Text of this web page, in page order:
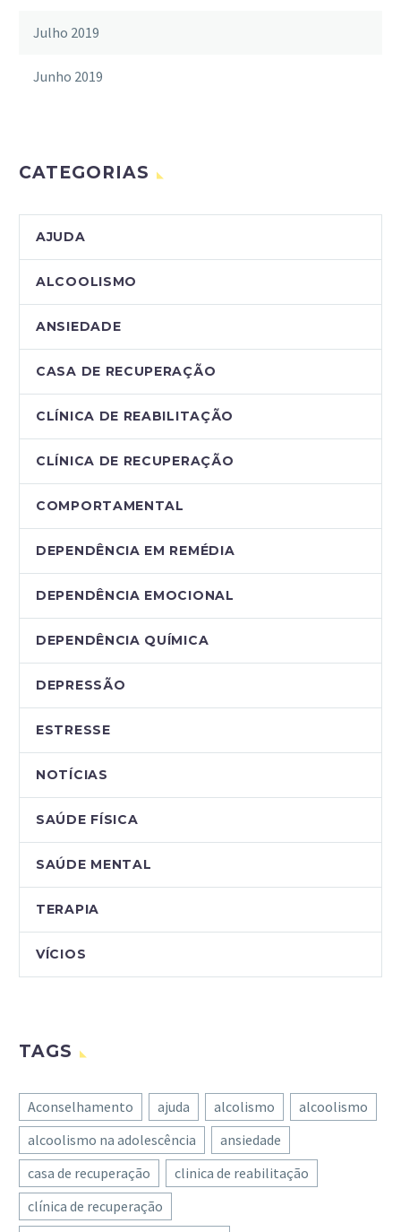
Julho 2019
Junho 2019
CATEGORIAS
AJUDA
ALCOOLISMO
ANSIEDADE
CASA DE RECUPERAÇÃO
CLÍNICA DE REABILITAÇÃO
CLÍNICA DE RECUPERAÇÃO
COMPORTAMENTAL
DEPENDÊNCIA EM REMÉDIA
DEPENDÊNCIA EMOCIONAL
DEPENDÊNCIA QUÍMICA
DEPRESSÃO
ESTRESSE
NOTÍCIAS
SAÚDE FÍSICA
SAÚDE MENTAL
TERAPIA
VÍCIOS
TAGS
Aconselhamento ajuda alcolismo
alcoolismo
alcoolismo na adolescência
ansiedade
casa de recuperação
clinica de reabilitação
clínica de recuperação